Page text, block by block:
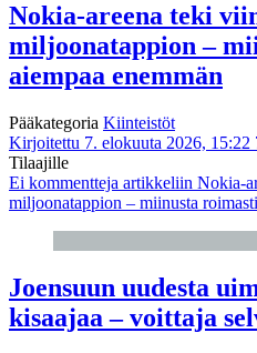
Nokia-areena teki
miljoonatappion –
aiempaa enemmän
Pääkategoria Kiinteistöt
Kirjoitettu 7. elokuuta 2026, 15:22
Tilaajille
Ei kommentteja artikkeliin Nokia-
miljoonatappion – miinusta
Joensuun uudesta
kisaajaa – voittaja